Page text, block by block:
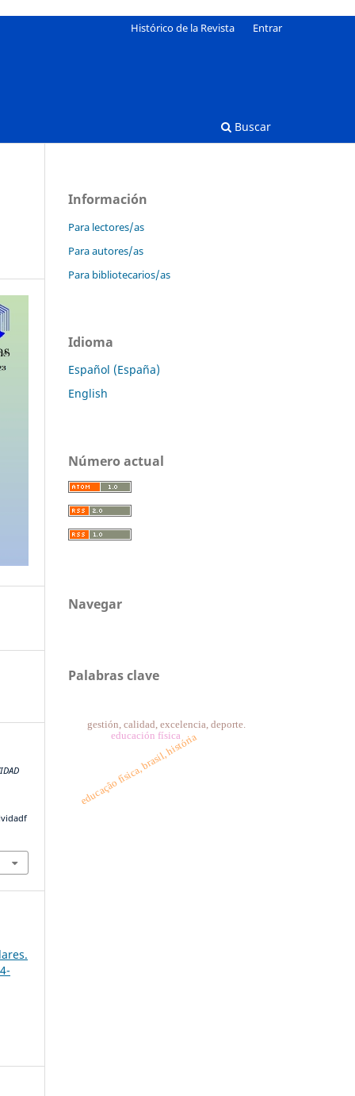
Buscar
Histórico de la Revista Entrar
Información
Para lectores/as
Para autores/as
Para bibliotecarios/as
Idioma
Español (España)
English
Número actual
Navegar
Palabras clave
educación física
educação física, brasil, história
gestión, calidad, excelencia, deporte.